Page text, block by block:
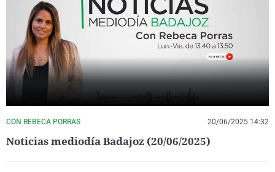
CON REBECA PORRAS 20/06/2025 14:32
Noticias mediodía Badajoz (20/06/2025)